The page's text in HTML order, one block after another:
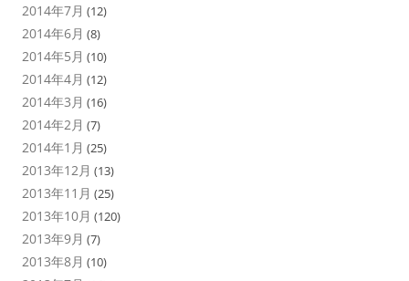
2014年7月 (12)
2014年6月 (8)
2014年5月 (10)
2014年4月 (12)
2014年3月 (16)
2014年2月 (7)
2014年1月 (25)
2013年12月 (13)
2013年11月 (25)
2013年10月 (120)
2013年9月 (7)
2013年8月 (10)